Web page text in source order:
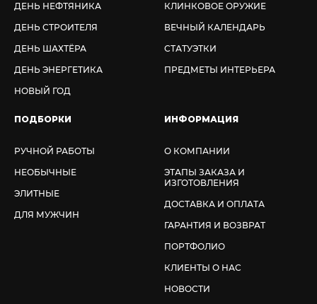
ДЕНЬ НЕФТЯНИКА
ДЕНЬ СТРОИТЕЛЯ
ДЕНЬ ШАХТЁРА
ДЕНЬ ЭНЕРГЕТИКА
НОВЫЙ ГОД
КЛИНКОВОЕ ОРУЖИЕ
ВЕЧНЫЙ КАЛЕНДАРЬ
СТАТУЭТКИ
ПРЕДМЕТЫ ИНТЕРЬЕРА
ПОДБОРКИ
РУЧНОЙ РАБОТЫ
НЕОБЫЧНЫЕ
ЭЛИТНЫЕ
ДЛЯ МУЖЧИН
ИНФОРМАЦИЯ
О КОМПАНИИ
ЭТАПЫ ЗАКАЗА И
ИЗГОТОВЛЕНИЯ
ДОСТАВКА И ОПЛАТА
ГАРАНТИЯ И ВОЗВРАТ
ПОРТФОЛИО
КЛИЕНТЫ О НАС
НОВОСТИ